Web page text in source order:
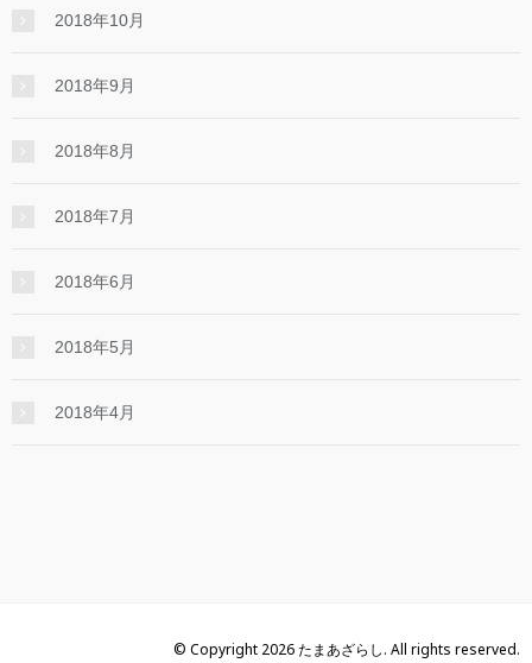
2018年10月
2018年9月
2018年8月
2018年7月
2018年6月
2018年5月
2018年4月
© Copyright 2026 たまあざらし. All rights reserved.